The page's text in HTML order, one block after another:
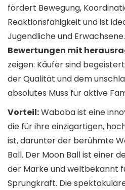
fördert Bewegung,
Reaktionsfähigkeit und ist
Jugendliche und
Bewertungen mit
zeigen: Käufer sind
der Qualität und dem
absolutes Muss für aktive
Vorteil:Waboba ist eine
die für ihre einzigartigen,
ist, darunter der berühmte
Ball. Der Moon Ball ist einer
der Marke und weltbekannt
Sprungkraft. Die